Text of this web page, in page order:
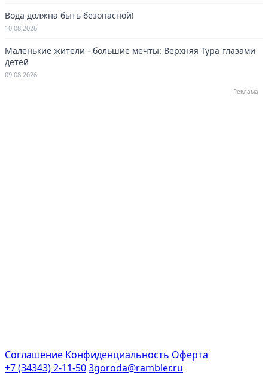
Вода должна быть безопасной!
10.08.2026
Маленькие жители - большие мечты: Верхняя Тура глазами
детей
09.08.2026
Реклама
Соглашение Конфиденциальность Оферта
+7 (34343) 2-11-503goroda@rambler.ru